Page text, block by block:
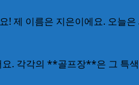
제 이름은 지은이에요. 오늘
. 각각의 **골프장**은 그 특